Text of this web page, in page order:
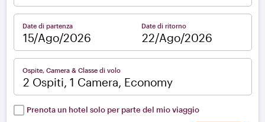
Date di partenza Date di ritorno
Ospite, Camera & Classe di volo
2 Ospiti, 1 Camera, Economy
Prenota un hotel solo per parte del mio viaggio